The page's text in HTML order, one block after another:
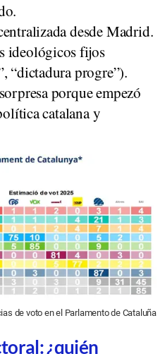
desde Madrid.
ideológicos fijos
“dictadura progre”).
porque empezó
catalana y
de voto en el Parlamento de Cataluña
¿quién